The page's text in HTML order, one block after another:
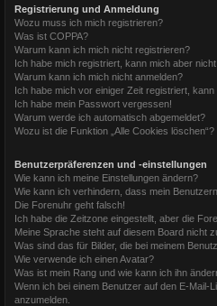
Registrierung und Anmeldung
Wozu muss ich mich registrieren?
Was ist COPPA?
Warum kann ich mich nicht registrieren?
Ich habe mich registriert, kann mich aber
Warum kann ich mich nicht anmelden?
Ich habe mich vor einiger Zeit registriert,
Ich habe mein Passwort vergessen!
Warum werde ich automatisch abgemeldet?
Wozu ist die Funktion „Alle Cookies löschen“?
Benutzerpräferenzen und -einstellungen
Wie kann ich meine Einstellungen ändern?
Wie kann ich verhindern, dass mein
Die Forenuhr geht falsch!
Ich habe die Zeitzone eingestellt, aber die
Meine Sprache steht auf diesem Board nicht
Was sind das für Bilder, die bei meinem
Wie verwende ich einen Avatar?
Was ist mein Rang und wie kann ich ihn
Wenn ich bei einem Benutzer auf den E-Mail-
anzumelden.